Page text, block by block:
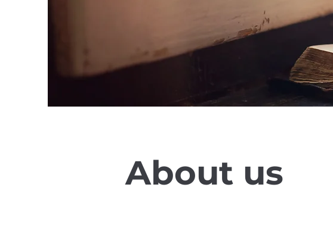
About us